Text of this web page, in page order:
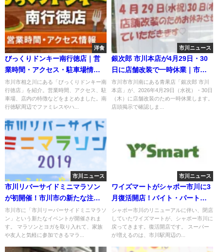
洋食
びっくりドンキー南行徳店｜営
業時間・アクセス・駐車場情報
まとめ
市川市相之川にある「びっくりドンキー南
行徳店」を紹介。営業時間、アクセス、駐
車場、店内の特徴などをまとめました。南
行徳駅周辺でファミレスやハ...
市川ニュース
銀次郎 市川本店が4月29日・30
日に店舗改装で一時休業｜市川
南の青果店
市川市市川南にある青果店「銀次郎 市川
本店」が、2026年4月29日（水祝）・30日
（木）に店舗改装のため一時休業します。
店頭掲示で確認しま...
市川ニュース
市川リバーサイドミニマラソン
が初開催！市川市の新たな注目
イベント！
市川市に「市川リーバーサイドミニマラソ
ン」という新たなイベントが開催されま
す。 マラソンとヨガを取り入れて、家族
や友人と気軽に参加できるマラ...
市川ニュース
ワイズマートがシャポー市川に3
月復活開店！バイト・パート募
集中！
シャポー市川のリニューアルに伴い、閉店
していたワイズマートが、シャポー市川に
戻ってきます。復活開店です。 スーパー
が増えるのは、市川駅周辺の...